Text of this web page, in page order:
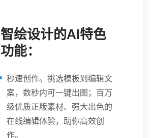
智绘设计的AI特色
功能：
秒速创作。挑选模板到编辑文
案，数秒内可一键出图；百万
级优质正版素材、强大出色的
在线编辑体验，助你高效创
作。